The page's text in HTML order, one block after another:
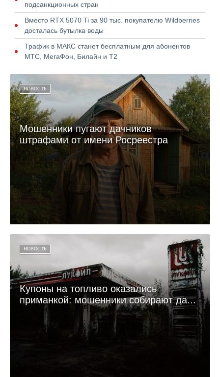
подсанкционных стран
Вместо RTX 5070 Ti за 90 тыс. покупателю Wildberries
досталась бутылка воды
Трафик в МАКС станет бесплатным для абонентов
МТС, МегаФон, Билайн и Т2
НОВОСТЬ
Мошенники пугают дачников
штрафами от имени Росреестра
НОВОСТЬ
Купоны на топливо оказались
приманкой: мошенники собирают да...